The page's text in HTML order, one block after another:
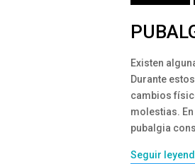
Existen
Durante
cambios
molestias.
pubalgia
Seguir